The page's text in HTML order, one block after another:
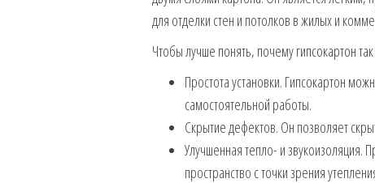
для отделки стен и потолков в жилых и
Чтобы лучше понять, почему гипсокартон
Простота установки. Гипсокартон
самостоятельной работы.
Скрытие дефектов. Он позволяет
Улучшенная тепло- и звукоизоляция.
пространство с точки зрения